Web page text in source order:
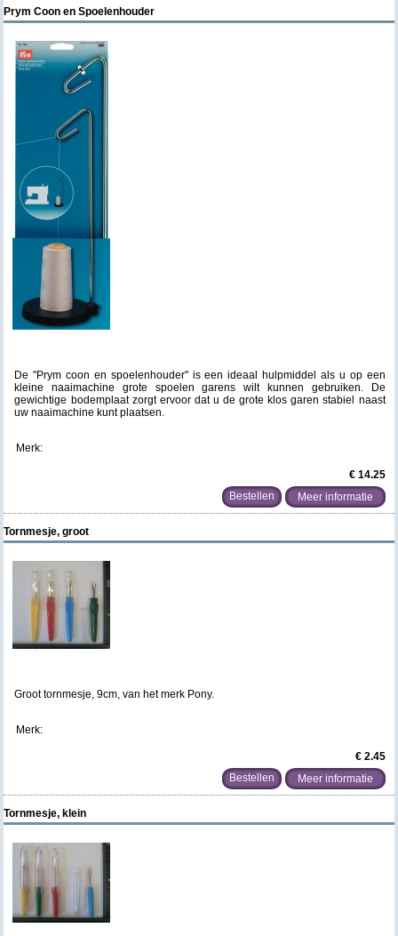
Prym Coon en Spoelenhouder
De "Prym coon en spoelenhouder" is een ideaal hulpmiddel als u op een
kleine naaimachine grote spoelen garens wilt kunnen gebruiken. De
gewichtige bodemplaat zorgt ervoor dat u de grote klos garen stabiel naast
uw naaimachine kunt plaatsen.
Merk:
€ 14.25
Meer informatie
Tornmesje, groot
Groot tornmesje, 9cm, van het merk Pony.
Merk:
€ 2.45
Meer informatie
Tornmesje, klein